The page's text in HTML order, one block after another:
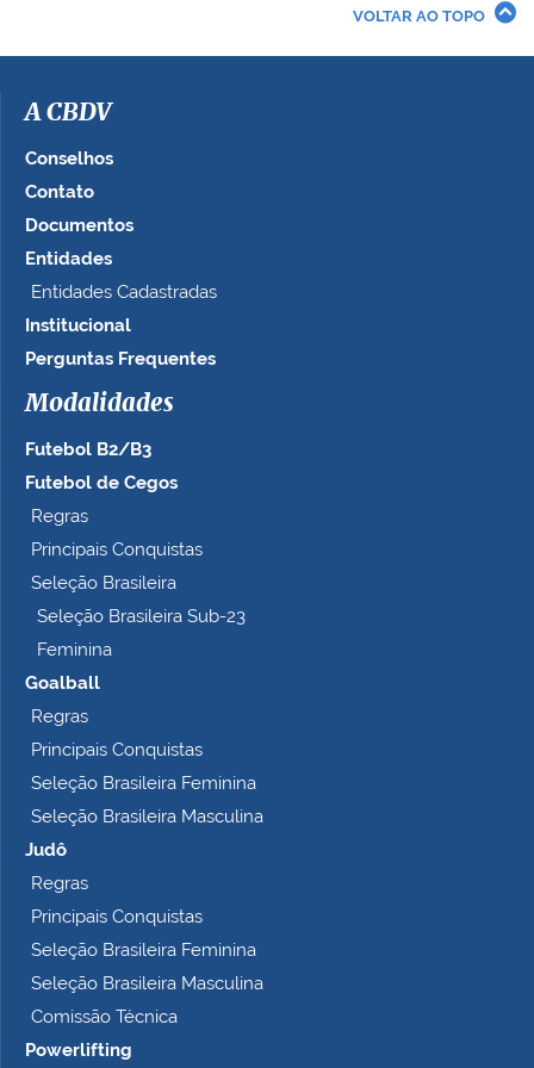
i
a
e
o
t
a
n
o
o
m
e
t
VOLTAR AO TOPO
A CBDV
Conselhos
Contato
Documentos
Entidades
Entidades Cadastradas
Institucional
Perguntas Frequentes
Modalidades
Futebol B2/B3
Futebol de Cegos
Regras
Principais Conquistas
Seleção Brasileira
Seleção Brasileira Sub-23
Feminina
Goalball
Regras
Principais Conquistas
Seleção Brasileira Feminina
Seleção Brasileira Masculina
Judô
Regras
Principais Conquistas
Seleção Brasileira Feminina
Seleção Brasileira Masculina
Comissão Técnica
Powerlifting